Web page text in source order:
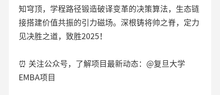
知穹顶，学程路径锻造破译变革的决策算法，生态链
接搭建价值共振的引力磁场。深根铸将帅之脊，定力
见决胜之道，致胜2025！
⏰ 关注公众号，了解项目最新动态： @复旦大学
EMBA项目